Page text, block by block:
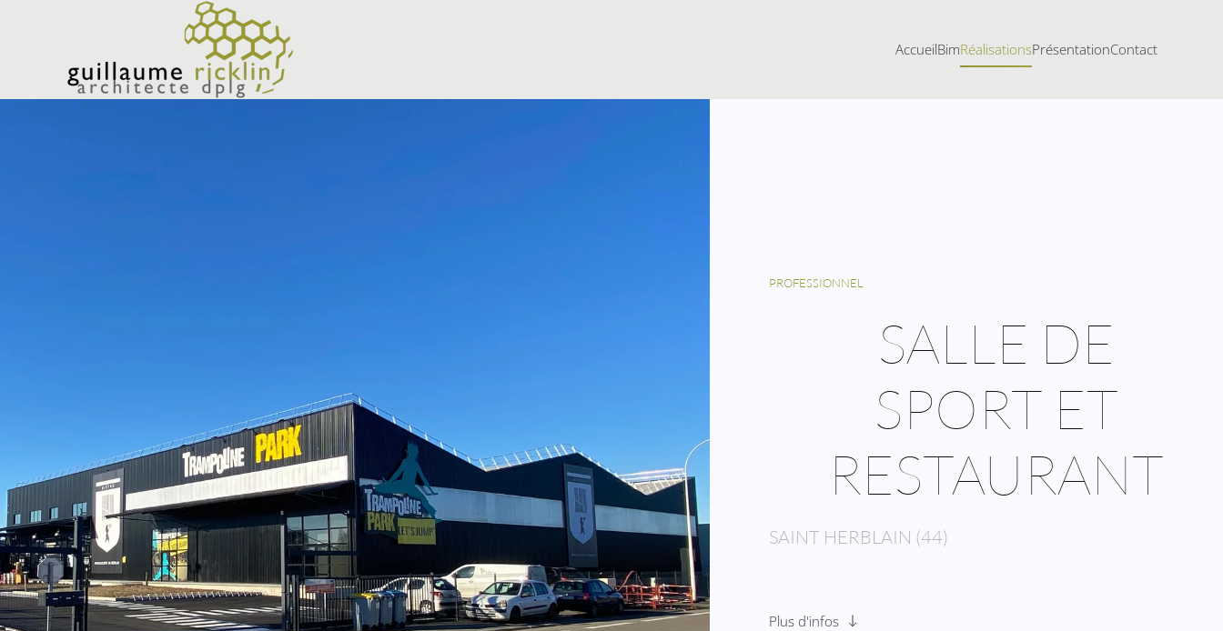
Accéder au contenu principal AccueilBimRéalisationsPrésentationContact
PROFESSIONNEL
SALLE DE
SPORT ET
RESTAURANT
SAINT HERBLAIN (44)
Plus d'infos